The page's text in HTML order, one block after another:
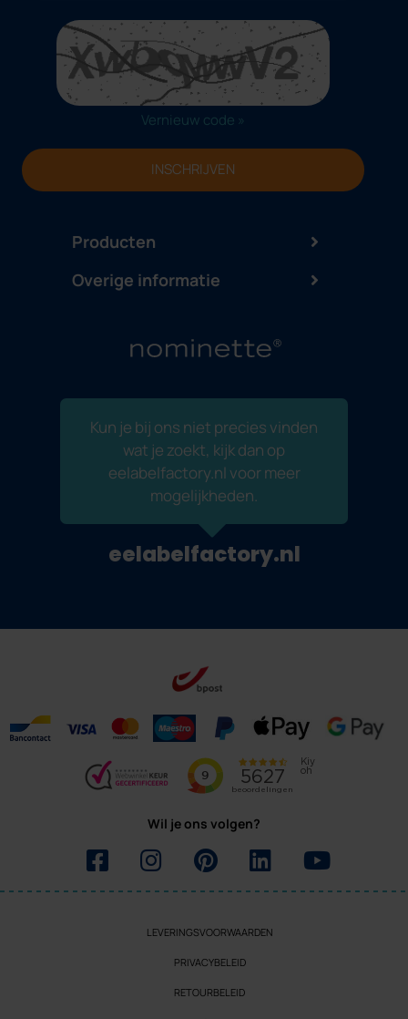
Producten
Vernieuw code »
INSCHRIJVEN
Overige informatie
Kun je bij ons niet precies vinden
wat je zoekt, kijk dan op
eelabelfactory.nl voor meer
mogelijkheden.
eelabelfactory.nl
Wil je ons volgen?
LEVERINGSVOORWAARDEN
PRIVACYBELEID
RETOURBELEID